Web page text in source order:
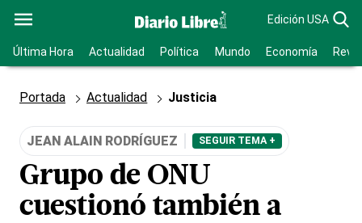
Edición USA
Última Hora Actualidad Política Mundo Economía
Portada Actualidad Justicia
JEAN ALAIN RODRÍGUEZ SEGUIR TEMA +
Grupo de ONU
cuestionó también a